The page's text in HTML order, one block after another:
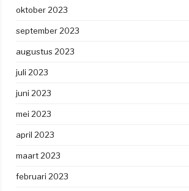
oktober 2023
september 2023
augustus 2023
juli 2023
juni 2023
mei 2023
april 2023
maart 2023
februari 2023